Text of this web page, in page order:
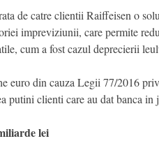
de catre clientii Raiffeisen o
impreviziunii, care permite
cum a fost cazul deprecierii
euro din cauza Legii 77/2016
putini clienti care au dat banca in
lei